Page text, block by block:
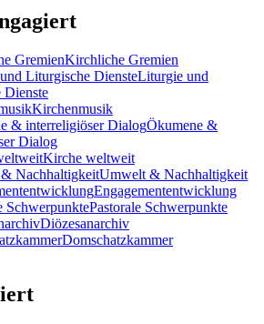
Kirchliche Gremien
Liturgie und
Dienste
Kirchenmusik
Ökumene &
Dialog
Kirche weltweit
Umwelt & Nachhaltigkeit
Engagemententwicklung
Pastorale Schwerpunkte
Diözesanarchiv
Domschatzkammer